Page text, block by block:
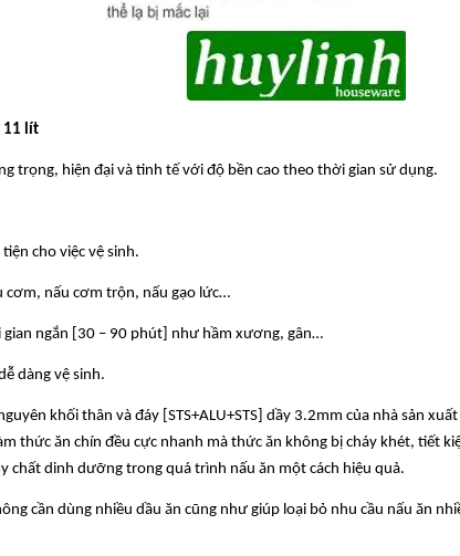
11 lít
trọng, hiện đại và tinh tế với độ bền cao theo thời gian sử dụng.
cho việc vệ sinh.
cơm, nấu cơm trộn, nấu gạo lức…
ngắn [30 – 90 phút] như hầm xương, gân…
dàng vệ sinh.
khối thân và đáy [STS+ALU+STS] dầy 3.2mm của nhà sản xuất
thức ăn chín đều cực nhanh mà thức ăn không bị cháy khét, tiết
chất dinh dưỡng trong quá trình nấu ăn một cách hiệu quả.
cần dùng nhiều dầu ăn cũng như giúp loại bỏ nhu cầu nấu ăn